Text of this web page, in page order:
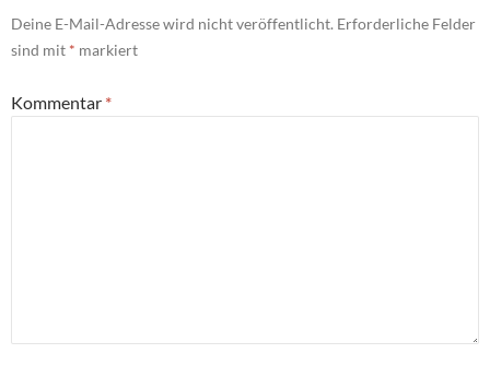
Deine E-Mail-Adresse wird nicht veröffentlicht. Erforderliche Felder
sind mit * markiert
Kommentar *